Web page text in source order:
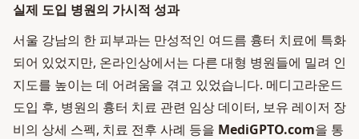
실제 도입 병원의 가시적 성과
서울 강남의 한 피부과는 만성적인 여드름 흉터 치료에 특화
되어 있었지만, 온라인상에서는 다른 대형 병원들에 밀려 인
지도를 높이는 데 어려움을 겪고 있었습니다. 메디고라운드
도입 후, 병원의 흉터 치료 관련 임상 데이터, 보유 레이저 장
비의 상세 스펙, 치료 전후 사례 등을 MediGPTO.com을 통